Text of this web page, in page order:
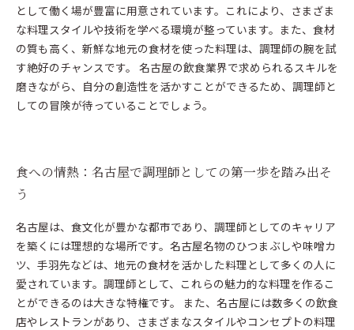
として働く場が豊富に用意されています。これにより、さまざま
な料理スタイルや技術を学べる環境が整っています。また、食材
の質も高く、新鮮な地元の食材を使った料理は、調理師の腕を試
す絶好のチャンスです。 名古屋の飲食業界で求められるスキルを
磨きながら、自分の創造性を活かすことができるため、調理師と
しての冒険が待っていることでしょう。
食への情熱：名古屋で調理師としての第一歩を踏み出そ
う
名古屋は、食文化が豊かな都市であり、調理師としてのキャリア
を築くには理想的な場所です。名古屋名物のひつまぶしや味噌カ
ツ、手羽先などは、地元の食材を活かした料理として多くの人に
愛されています。調理師として、これらの魅力的な料理を作るこ
とができるのは大きな特権です。 また、名古屋には数多くの飲食
店やレストランがあり、さまざまなスタイルやコンセプトの料理